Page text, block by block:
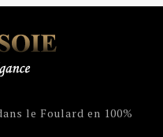
le Foulard en 100%